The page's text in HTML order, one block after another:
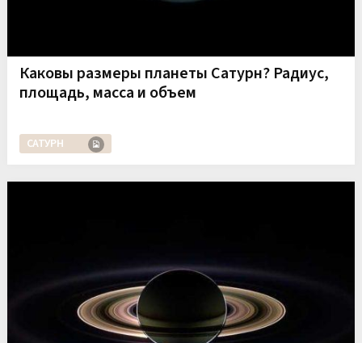
Каковы размеры планеты Сатурн? Радиус,
площадь, масса и объем
САТУРН